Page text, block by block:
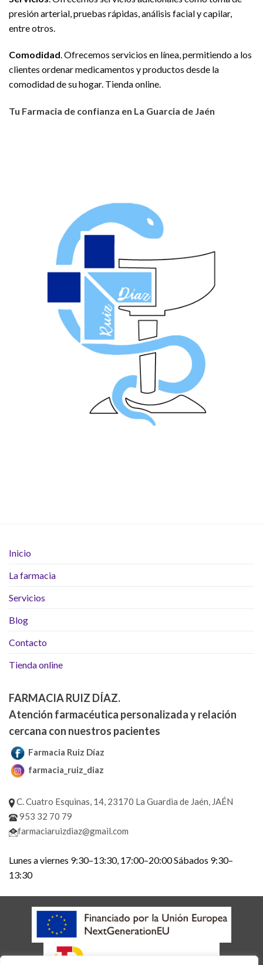
presión arterial, pruebas rápidas, análisis facial y capilar,
entre otros.
Comodidad. Ofrecemos servicios en línea, permitiendo a los
clientes ordenar medicamentos y productos desde la
comodidad de su hogar. Tienda online.
Tu Farmacia de confianza en La Guarcia de Jaén
Inicio
La farmacia
Servicios
Blog
Contacto
Tienda online
FARMACIA RUIZ DÍAZ.
Atención farmacéutica personalizada y relación
cercana con nuestros pacientes
Farmacia Ruiz Díaz
farmacia_ruiz_diaz
C. Cuatro Esquinas, 14, 23170 La Guardia de Jaén, JAÉN
953 32 70 79
farmaciaruizdiaz@gmail.com
Lunes a viernes 9:30–13:30, 17:00–20:00 Sábados 9:30–
13:30